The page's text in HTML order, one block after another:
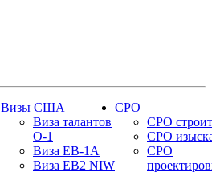
Визы США
Виза талантов
О-1
Виза EB-1A
Виза EB2 NIW
СРО
СРО
СРО
СРО